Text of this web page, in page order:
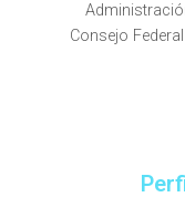
Consejo